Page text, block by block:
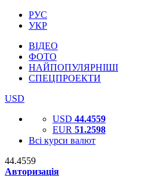
РУС
УКР
ВІДЕО
ФОТО
НАЙПОПУЛЯРНІШІ
СПЕЦПРОЕКТИ
USD
USD 44.4559
EUR 51.2598
Всі курси валют
44.4559
Авторизація